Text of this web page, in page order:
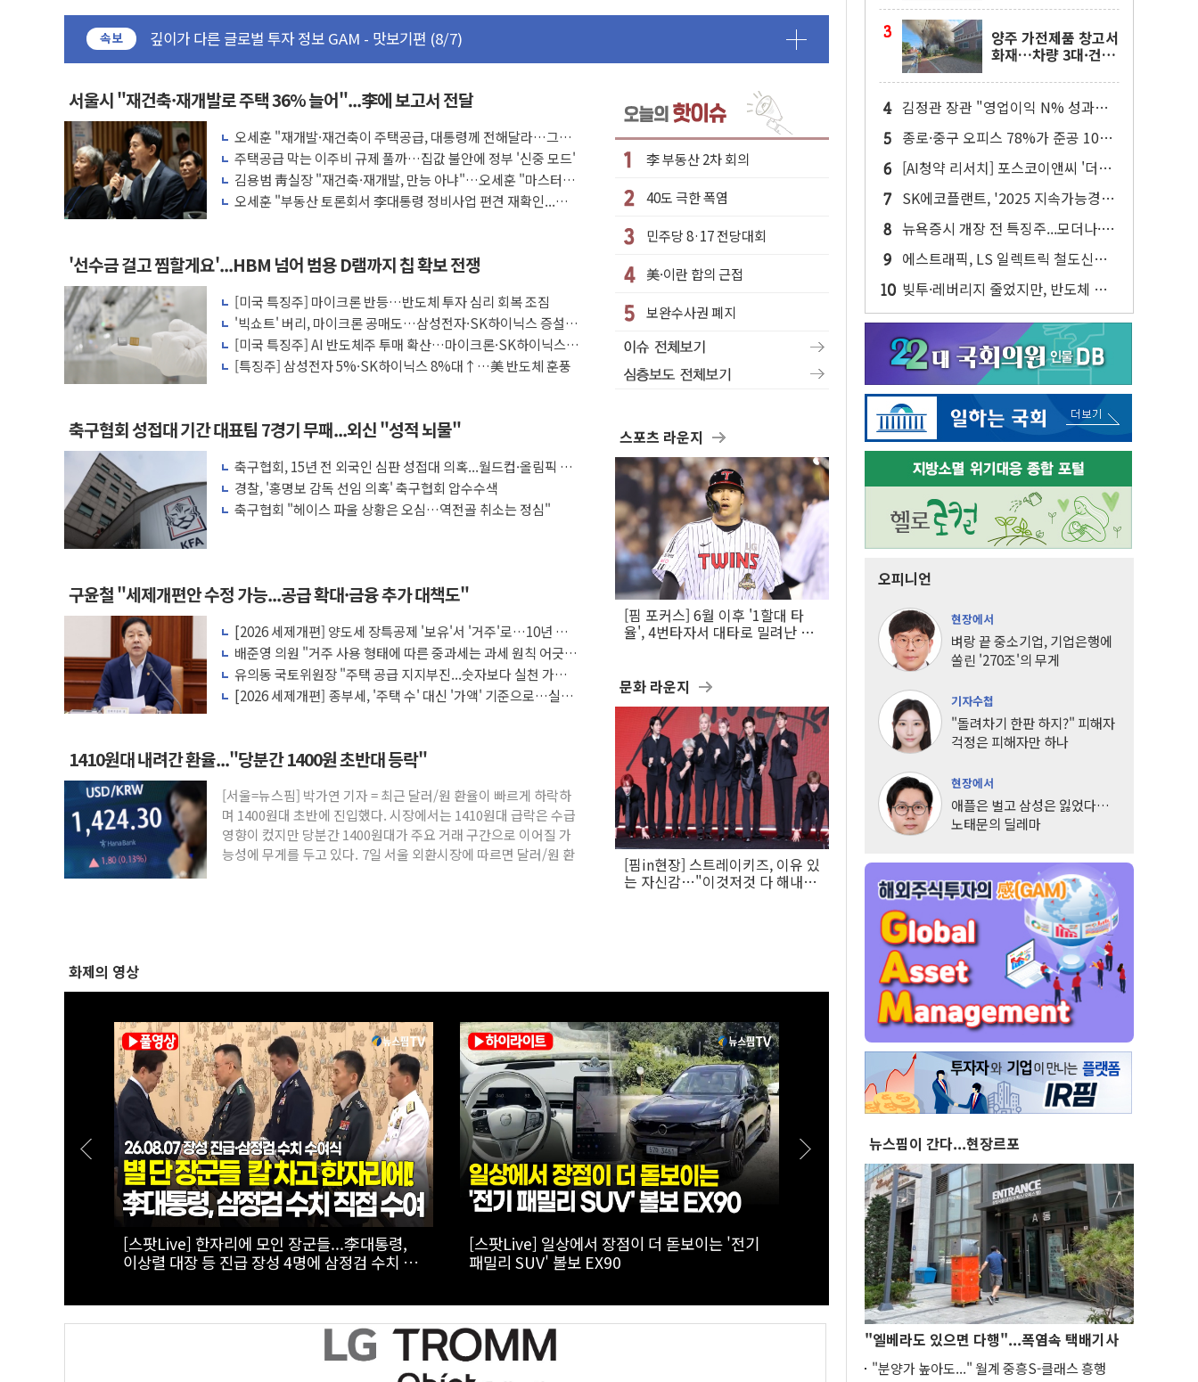
속보
깊이가 다른 글로벌 투자 정보 GAM - 맛보기편 (8/7)
"호남 없이 민주 당권 없다"...송영길·정청래·김민석, 호남 경선 앞두고 총력전
SK하이닉스, 주주환원 속도…"3분기 추가 방안 발표"
'무순위' 기회 왔다…신길·노량진·장위 서울 알짜 단지 주목
野 의원 42명, '사관학교 통합' 규탄 결의안 발의…이준석·한동훈 동참
IPARK현대산업개발, 노원구 어르신에 삼계탕 배식 봉사
준공업지역 용적률 400% 적용하니…재건축보다 재개발 사업성 개선↑
현대해상, 유튜브 양육 콘텐츠 '소셜아이어워드' 대상 수상
[컨콜] 롯데케미칼, "LPG 투입 비중 37%…하반기 확대 추진"
대형 저축은행 4%대 예금 사라진다, OK·애큐온·페퍼만 남아
서울 노원 40.2도…8년 만에 서울서 40도 넘어
한전, 한전기술지주 출범…에너지 유니콘기업 본격 육성
SK하이닉스, 용인·청주에 54조 투자…D램·낸드 동시 증설
서울시 "재건축·재개발로 주택 36% 늘어"...李에 보고서 전달
오세훈 "재개발·재건축이 주택공급, 대통령께 전해달라…그린
벨트 해제 절대 안돼"
주택공급 막는 이주비 규제 풀까…집값 불안에 정부 '신중 모드'
김용범 靑실장 "재건축·재개발, 만능 아냐"…오세훈 "마스터
키 맞다"
오세훈 "부동산 토론회서 李대통령 정비사업 편견 재확인...공
'선수금 걸고 찜할게요'...HBM 넘어 범용 D램까지 칩 확보 전쟁
[미국 특징주] 마이크론 반등…반도체 투자 심리 회복 조짐
'빅쇼트' 버리, 마이크론 공매도…삼성전자·SK하이닉스 증설
'위험신호'
[미국 특징주] AI 반도체주 투매 확산…마이크론·SK하이닉스
급락
[특징주] 삼성전자 5%·SK하이닉스 8%대↑…美 반도체 훈풍
축구협회 성접대 기간 대표팀 7경기 무패...외신 "성적 뇌물"
축구협회, 15년 전 외국인 심판 성접대 의혹...월드컵·올림픽 예
선도 포함
경찰, '홍명보 감독 선임 의혹' 축구협회 압수수색
축구협회 "헤이스 파울 상황은 오심…역전골 취소는 정심"
구윤철 "세제개편안 수정 가능...공급 확대·금융 추가 대책도"
[2026 세제개편] 양도세 장특공제 '보유'서 '거주'로…10년 살
아야 최대 80%
배준영 의원 "거주 사용 형태에 따른 중과세는 과세 원칙 어긋
나"
유의동 국토위원장 "주택 공급 지지부진...숫자보다 실천 가능한
대책이 중요"
[2026 세제개편] 종부세, '주택 수' 대신 '가액' 기준으로…실거
1410원대 내려간 환율..."당분간 1400원 초반대 등락"
[서울=뉴스핌] 박가연 기자 = 최근 달러/원 환율이 빠르게 하락하
며 1400원대 초반에 진입했다. 시장에서는 1410원대 급락은 수급
영향이 컸지만 당분간 1400원대가 주요 거래 구간으로 이어질 가
능성에 무게를 두고 있다. 7일 서울 외환시장에 따르면 달러/원 환
李 부동산 2차 회의
40도 극한 폭염
민주당 8·17 전당대회
美·이란 합의 근접
보완수사권 폐지
스포츠 라운지
[핌 포커스] 6월 이후 '1할대 타
율', 4번타자서 대타로 밀려난 LG
문화 라운지
[핌in현장] 스트레이키즈, 이유 있
는 자신감…"이것저것 다 해내는
화제의 영상
[실전! 해외주식] 광둥성 반도체 생태계 리더 '캔
세미', 창업판 상장 도전
[실전! 해외주식] 극한의 우주 환경을 돌파하는
AADX의 경쟁력
[스팟Live] *풀영상* "부동산 지옥 고집한다
면!"...李대통령 향한 장동혁의 서슬퍼런 일갈 |
26.08.07 국민의힘 부동산정책 정상화 특별위
원회 전체회의
양주 가전제품 창고서
화재…차량 3대·건물
김정관 장관 "영업이익 N% 성과급
반대…상법·자본시장법 개정 논의"
종로·중구 오피스 78%가 준공 10년
이상…리뉴얼이 경쟁력 가른다
[AI청약 리서치] 포스코이앤씨 '더샵
트리센트', 1순위 평균 18대 1 마감
SK에코플랜트, '2025 지속가능경영
보고서' 발간…AI·반도체 성과 집약
뉴욕증시 개장 전 특징주...모더나·아
이온큐·도어대시↑ VS 샌디스크·피
그마·앱러빈↓
에스트래픽, LS 일렉트릭 철도신호
사업 인수 계약
빚투·레버리지 줄었지만, 반도체 두
종목에 코스피 '휘청'
오피니언
현장에서
벼랑 끝 중소기업, 기업은행에
쏠린 '270조'의 무게
기자수첩
"돌려차기 한판 하지?" 피해자
걱정은 피해자만 하나
현장에서
애플은 벌고 삼성은 잃었다…
노태문의 딜레마
뉴스핌이 간다...현장르포
"엘베라도 있으면 다행"...폭염속 택배기사
"분양가 높아도..." 월계 중흥S-클래스 흥행